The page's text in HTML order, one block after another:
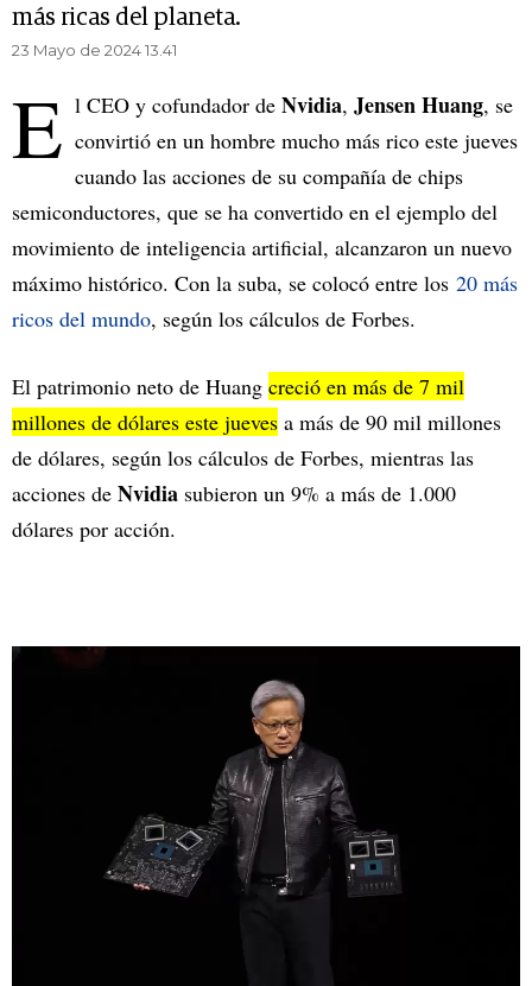
más ricas del planeta.
23 Mayo de 2024 13.41
E l CEO y cofundador de Nvidia, Jensen Huang, se
convirtió en un hombre mucho más rico este jueves
cuando las acciones de su compañía de chips
semiconductores, que se ha convertido en el ejemplo del
movimiento de inteligencia artificial, alcanzaron un nuevo
máximo histórico. Con la suba, se colocó entre los 20 más
ricos del mundo, según los cálculos de Forbes.
El patrimonio neto de Huang creció en más de 7 mil
millones de dólares este jueves a más de 90 mil millones
de dólares, según los cálculos de Forbes, mientras las
acciones de Nvidia subieron un 9% a más de 1.000
dólares por acción.